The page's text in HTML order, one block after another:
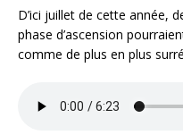
D’ici juillet de cette année,
phase d’ascension
comme de plus en plus